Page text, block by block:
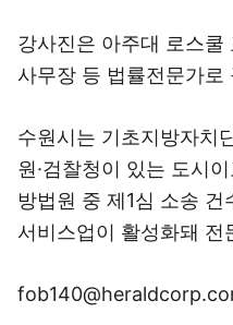
강사진은 아주대 로스쿨
사무장 등 법률전문가로
수원시는 기초지방자치
원·검찰청이 있는 도시
방법원 중 제1심 소송
서비스업이 활성화돼 전